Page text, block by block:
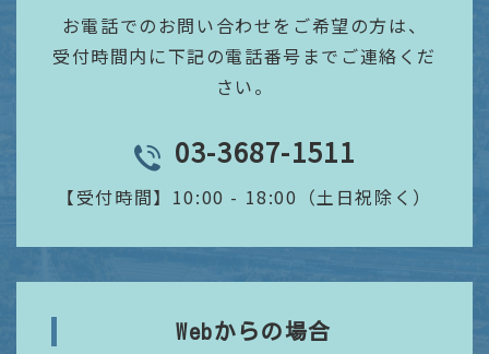
お電話でのお問い合わせをご希望の方は、
受付時間内に下記の電話番号までご連絡くだ
さい。
TEL
03-3687-1511
【受付時間】 10:00 - 18:00（土日祝除く）
Webからの場合